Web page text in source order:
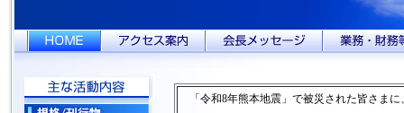
「令和8年熊本地震」で被災された皆さま